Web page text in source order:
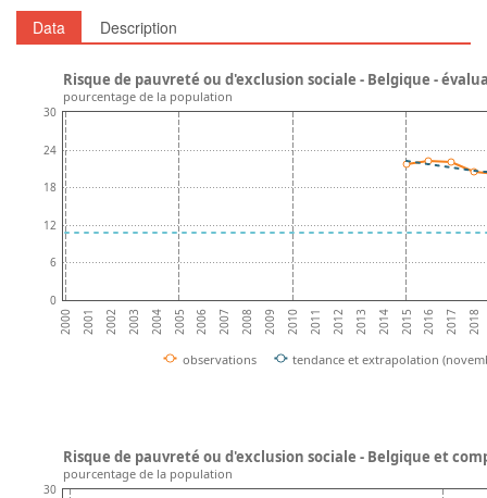
Data Description
2000 2001 2002 2003 2004 2005 2006 2007 2008 2009 2010 2011 2012 2013 2014 2015 2016 2017 2018
0
6
12
18
24
30
observations tendance et extrapolation
Risque de pauvreté ou d'exclusion sociale - Belgique -
pourcentage de la population
30
Risque de pauvreté ou d'exclusion sociale - Belgique et
pourcentage de la population